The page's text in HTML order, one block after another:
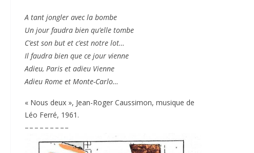
A tant jon­gler avec la bombe
Un jour fau­dra bien qu’elle tombe
C’est son but et c’est notre lot…
Il fau­dra bien que ce jour vienne
Adieu, Paris et adieu Vienne
Adieu Rome et Monte-Carlo…
« Nous deux », Jean-Roger Caussimon, musique de
Léo Ferré, 1961 .
– – – – – – – – –